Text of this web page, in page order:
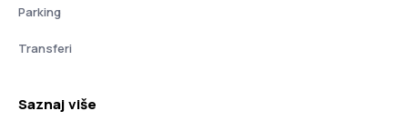
Parking
Transferi
Saznaj više